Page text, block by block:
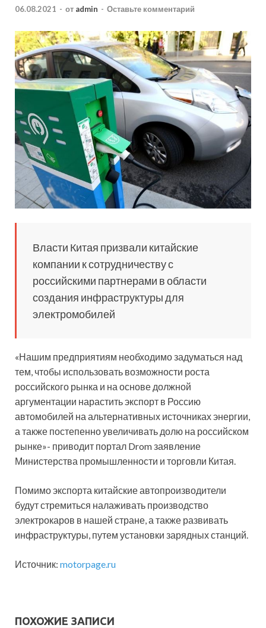
06.08.2021 - от admin - Оставьте комментарий
Власти Китая призвали китайские
компании к сотрудничеству с
российскими партнерами в области
создания инфраструктуры для
электромобилей
«Нашим предприятиям необходимо задуматься над
тем, чтобы использовать возможности роста
российского рынка и на основе должной
аргументации нарастить экспорт в Россию
автомобилей на альтернативных источниках энергии,
а также постепенно увеличивать долю на российском
рынке»- приводит портал Drom заявление
Министерства промышленности и торговли Китая.
Помимо экспорта китайские автопроизводители
будут стремиться налаживать производство
электрокаров в нашей стране, а также развивать
инфраструктуры, путем установки зарядных станций.
Источник: motorpage.ru
ПОХОЖИЕ ЗАПИСИ